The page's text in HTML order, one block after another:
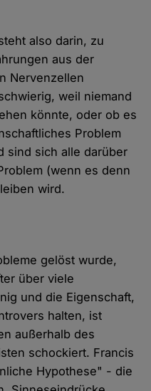
also darin, zu
aus der
Nervenzellen
weil niemand
könnte, oder ob es
Problem
sind sich alle darüber
(wenn es denn
wird.
gelöst wurde,
über viele
und die Eigenschaft,
halten, ist
außerhalb des
schockiert. Francis
Hypothese" - die